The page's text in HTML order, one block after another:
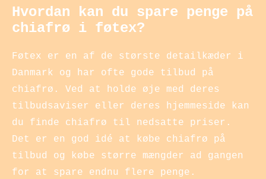
Hvordan kan du spare penge på
chiafrø i føtex?
Føtex er en af de største detailkæder i
Danmark og har ofte gode tilbud på
chiafrø. Ved at holde øje med deres
tilbudsaviser eller deres hjemmeside kan
du finde chiafrø til nedsatte priser.
Det er en god idé at købe chiafrø på
tilbud og købe større mængder ad gangen
for at spare endnu flere penge.